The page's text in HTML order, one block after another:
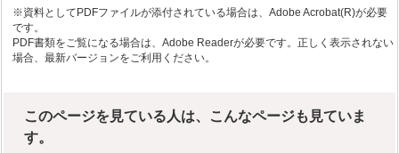
※資料としてPDFファイルが添付されている場合は、Adobe Acrobat(R)が必要
です。
PDF書類をご覧になる場合は、Adobe Readerが必要です。正しく表示されない
場合、最新バージョンをご利用ください。
このページを見ている人は、こんなページも見ていま
す。